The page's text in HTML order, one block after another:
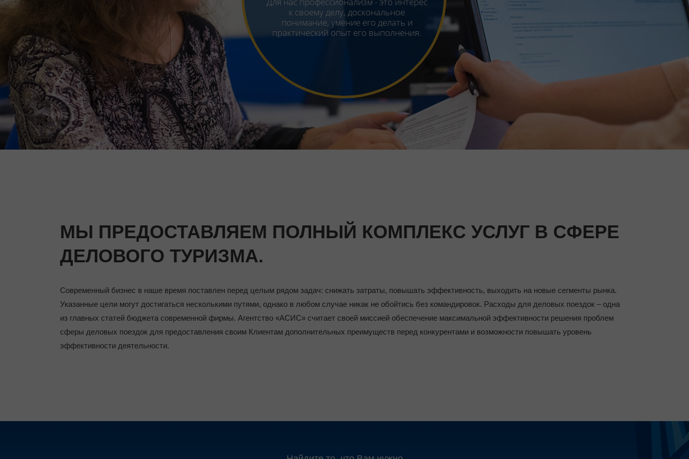
нами услуги, внимательно
прислушиваемся к отзывам и
пожеланиям Клиентов и учитываем их в
процессе непрерывного
МЫ ПРЕДОСТАВЛЯЕМ ПОЛНЫЙ КОМПЛЕКС УСЛУГ В СФЕРЕ
ДЕЛОВОГО ТУРИЗМА.
Современный бизнес в наше время поставлен перед целым рядом задач: снижать затраты, повышать эффективность, выходить на новые сегменты рынка.
Указанные цели могут достигаться несколькими путями, однако в любом случае никак не обойтись без командировок. Расходы для деловых поездок – одна
из главных статей бюджета современной фирмы. Агентство «АСИС» считает своей миссией обеспечение максимальной эффективности решения проблем
сферы деловых поездок для предоставления своим Клиентам дополнительных преимуществ перед конкурентами и возможности повышать уровень
эффективности деятельности.